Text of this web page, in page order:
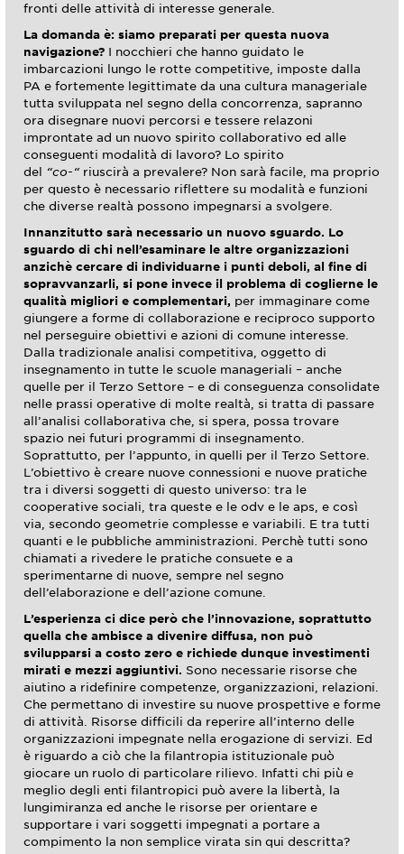
fronti delle attività di interesse generale.
La domanda è: siamo preparati per questa nuova
navigazione? I nocchieri che hanno guidato le
imbarcazioni lungo le rotte competitive, imposte dalla
PA e fortemente legittimate da una cultura manageriale
tutta sviluppata nel segno della concorrenza, sapranno
ora disegnare nuovi percorsi e tessere relazoni
improntate ad un nuovo spirito collaborativo ed alle
conseguenti modalità di lavoro? Lo spirito
del
“co-“riuscirà a prevalere? Non sarà facile, ma proprio
per questo è necessario riflettere su modalità e funzioni
che diverse realtà possono impegnarsi a svolgere.
Innanzitutto sarà necessario un nuovo sguardo. Lo
sguardo di chi nell’esaminare le altre organizzazioni
anzichè cercare di individuarne i punti deboli, al fine di
sopravvanzarli, si pone invece il problema di coglierne le
qualità migliori e complementari, per immaginare come
giungere a forme di collaborazione e reciproco supporto
nel perseguire obiettivi e azioni di comune interesse.
Dalla tradizionale analisi competitiva, oggetto di
insegnamento in tutte le scuole manageriali – anche
quelle per il Terzo Settore – e di conseguenza consolidate
nelle prassi operative di molte realtà, si tratta di passare
all’analisi collaborativa che, si spera, possa trovare
spazio nei futuri programmi di insegnamento.
Soprattutto, per l’appunto, in quelli per il Terzo Settore.
L’obiettivo è creare nuove connessioni e nuove pratiche
tra i diversi soggetti di questo universo: tra le
cooperative sociali, tra queste e le odv e le aps, e così
via, secondo geometrie complesse e variabili. E tra tutti
quanti e le pubbliche amministrazioni. Perchè tutti sono
chiamati a rivedere le pratiche consuete e a
sperimentarne di nuove, sempre nel segno
dell’elaborazione e dell’azione comune.
L’esperienza ci dice però che l’innovazione, soprattutto
quella che ambisce a divenire diffusa, non può
svilupparsi a costo zero e richiede dunque investimenti
mirati e mezzi aggiuntivi. Sono necessarie risorse che
aiutino a ridefinire competenze, organizzazioni, relazioni.
Che permettano di investire su nuove prospettive e forme
di attività. Risorse difficili da reperire all’interno delle
organizzazioni impegnate nella erogazione di servizi. Ed
è riguardo a ciò che la filantropia istituzionale può
giocare un ruolo di particolare rilievo. Infatti chi più e
meglio degli enti filantropici può avere la libertà, la
lungimiranza ed anche le risorse per orientare e
supportare i vari soggetti impegnati a portare a
compimento la non semplice virata sin qui descritta?